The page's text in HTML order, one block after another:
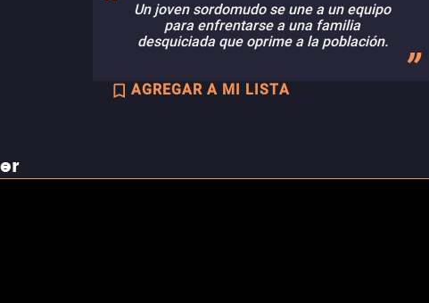
Un joven sordomudo se une a un equipo
para enfrentarse a una familia
desquiciada que oprime a la población.
AGREGAR A MI LISTA